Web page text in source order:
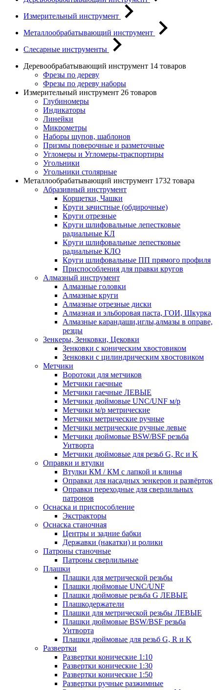
Измерительный инструмент
Металлообрабатывающий инструмент
Слесарные инструменты
Деревообрабатывающий инструмент 14 товаров
Фрезы по дереву
Фрезы по дереву наборы
Измерительный инструмент 26 товаров
Глубиномеры
Индикаторы
Линейки
Микрометры
Наборы щупов, шаблонов
Призмы поверочные и разметочные
Угломеры и Угломеры-траспортиры
Угольники
Угольники столярные
Металлообрабатывающий инструмент 1732 товара
Абразивный инструмент
Корщетки, Чашки
Круги зачистные (обдирочные)
Круги отрезные
Круги шлифовальные лепестковые
радиальные КЛ
Круги шлифовальные лепестковые
радиальные КЛО
Круги шлифовальные ПП прямого профиля
Приспособления для правки кругов
Алмазный инструмент
Алмазные головки
Алмазные круги
Алмазные отрезные диски
Алмазная и эльборовая паста, ГОИ, Шкурка
Алмазные карандаши,иглы,алмазы в оправе,
резцы
Зенкеры, Зенковки, Цековки
Зенковки с коническим хвостовиком
Зенковки с цилиндрическим хвостовиком
Метчики
Воротоки для метчиков
Метчики гаечные
Метчики гаечные ЛЕВЫЕ
Метчики дюймовые UNC/UNF м/р
Метчики м/р метрические
Метчики метрические ручные
Метчики метрические ручные левые
Метчики дюймовые BSW/BSF резьба
Уитворта
Метчики дюймовые для резьб G, Rc и K
Оправки и втулки
Втулки КМ / КМ с лапкой и клинья
Оправки для насадных зенкеров и развёрток
Оправки переходные для сверлильных
патронов
Оснаска и приспособление
Экстракторы
Оснаска станочная
Центры и задние бабки
Державки (накатки) и ролики
Патроны станочные
Патроны сверлильные
Плашки
Плашки для метрической резьбы
Плашки дюймовые UNC/UNF
Плашки дюймовые резьба G ЛЕВЫЕ
Плашкодержатели
Плашки для метрической резьбы ЛЕВЫЕ
Плашки дюймовые BSW/BSF резьба
Уитворта
Плашки дюймовые для резьб G, R и K
Развертки
Развертки конические 1:10
Развертки конические 1:30
Развертки конические 1:50
Развертки ручные разжимные